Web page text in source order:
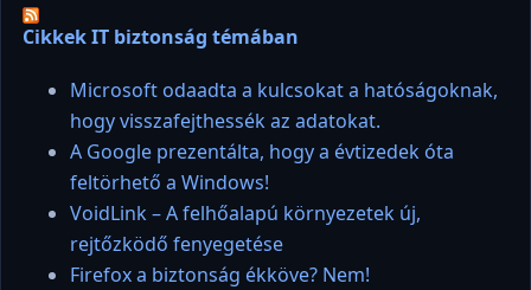
Cikkek IT biztonság témában
Microsoft odaadta a kulcsokat a hatóságoknak,
hogy visszafejthessék az adatokat.
A Google prezentálta, hogy a évtizedek óta
feltörhető a Windows!
VoidLink – A felhőalapú környezetek új,
rejtőzködő fenyegetése
Firefox a biztonság ékköve? Nem!